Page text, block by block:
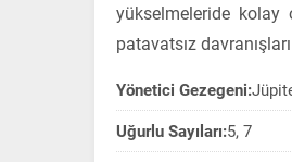
yükselmeleride kolay
patavatsız
Yönetici Gezegeni:
Uğurlu Sayıları:5, 7